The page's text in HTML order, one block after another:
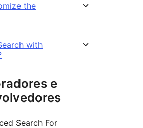
the
with
e
Search For